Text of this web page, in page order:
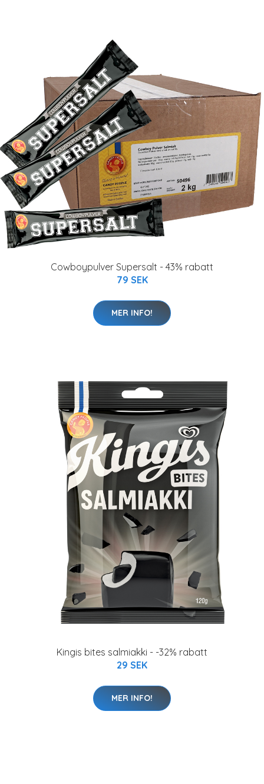
Cowboypulver Supersalt - 43% rabatt
79 SEK
MER INFO!
Kingis bites salmiakki - -32% rabatt
29 SEK
MER INFO!